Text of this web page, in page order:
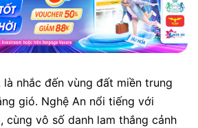
là nhắc đến vùng đất miền trung
gió. Nghệ An nổi tiếng với
cùng vô số danh lam thắng cảnh